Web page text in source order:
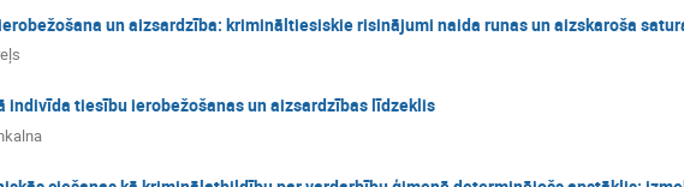
un aizsardzība: krimināltiesiskie risinājumi naida runas un aizskaroša
indivīda tiesību ierobežošanas un aizsardzības līdzeklis